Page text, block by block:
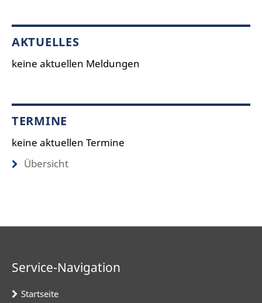
AKTUELLES
keine aktuellen Meldungen
TERMINE
keine aktuellen Termine
Übersicht
Service-Navigation
Startseite